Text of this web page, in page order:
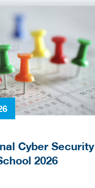
Cyber Security
2026